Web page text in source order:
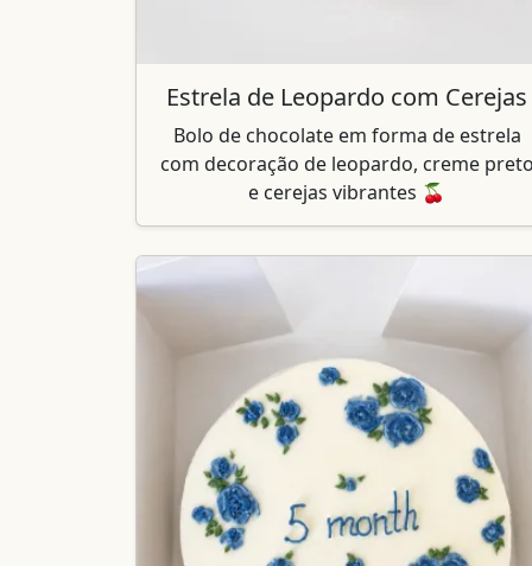
Estrela de Leopardo com Cerejas
Bolo de chocolate em forma de estrela
com decoração de leopardo, creme
e cerejas vibrantes 🍒